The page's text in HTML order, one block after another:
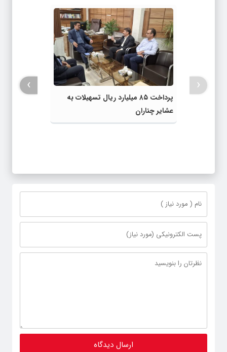
پرداخت ۸۵ میلیارد ریال تسهیلات به
عشایر چناران
‹
›